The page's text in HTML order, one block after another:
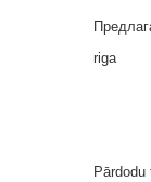
riga
Pārdodu